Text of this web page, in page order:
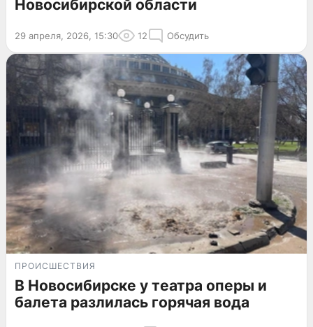
Новосибирской области
29 апреля, 2026, 15:30 12 Обсудить
ПРОИСШЕСТВИЯ
В Новосибирске у театра оперы и
балета разлилась горячая вода